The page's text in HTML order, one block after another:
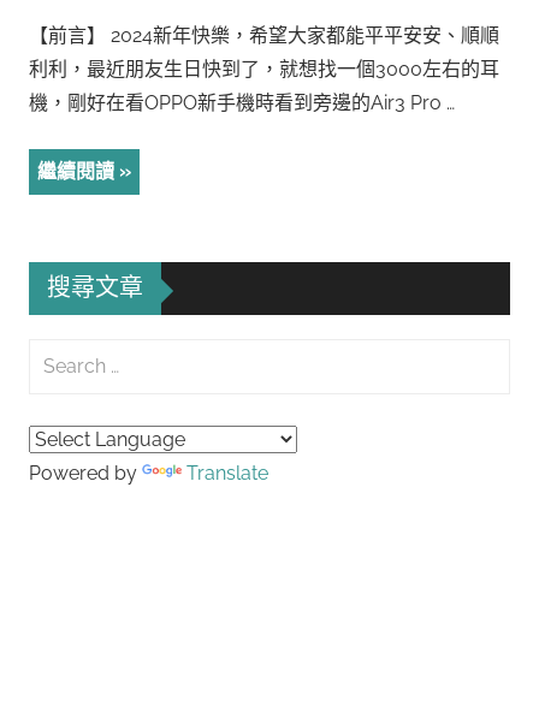
【前言】 2024新年快樂，希望大家都能平平安安、順順
利利，最近朋友生日快到了，就想找一個3000左右的耳
機，剛好在看OPPO新手機時看到旁邊的Air3 Pro …
繼續閱讀
搜尋文章
Search
Powered by Translate